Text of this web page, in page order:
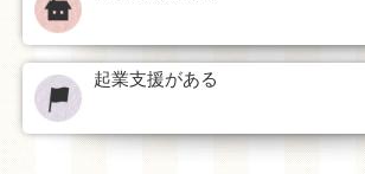
起業支援がある